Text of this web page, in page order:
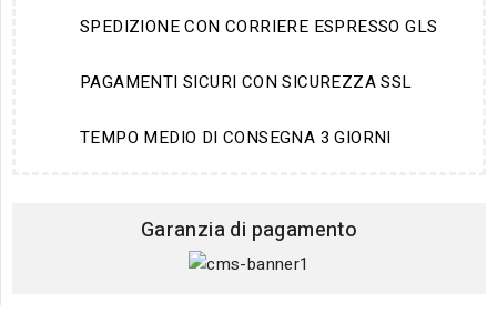
SPEDIZIONE CON CORRIERE ESPRESSO GLS
PAGAMENTI SICURI CON SICUREZZA SSL
TEMPO MEDIO DI CONSEGNA 3 GIORNI
Garanzia di pagamento